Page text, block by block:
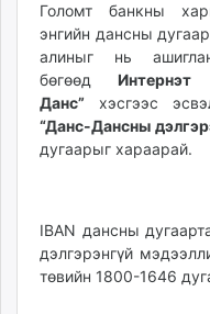
tac.mn
paparazzi.mn
unread.today
Голомт банкны
энгийн дансны
алиныг нь
бөгөөд
Данс” хэсгээс эсвэ
“Данс-Дансны
дугаарыг хараарай.
IBAN дансны
дэлгэрэнгүй
төвийн 1800-1646